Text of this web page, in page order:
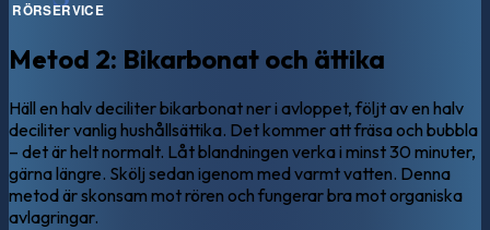
Metod 2: Bikarbonat och ättika
Häll en halv deciliter bikarbonat ner i avloppet, följt av en halv
deciliter vanlig hushållsättika. Det kommer att fräsa och bubbla
– det är helt normalt. Låt blandningen verka i minst 30 minuter,
gärna längre. Skölj sedan igenom med varmt vatten. Denna
metod är skonsam mot rören och fungerar bra mot organiska
avlagringar.